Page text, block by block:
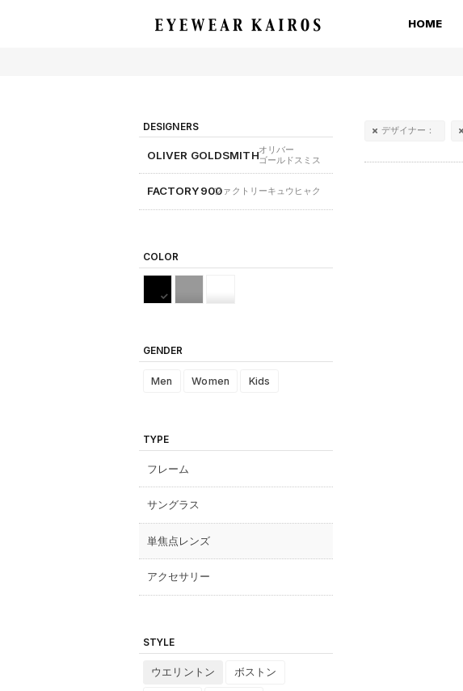
HOME
デザイナー：
DESIGNERS
OLIVER GOLDSMITHオリバー
ゴールドスミス
FACTORY900ファクトリーキュウヒャク
COLOR
GENDER
Men Women Kids
TYPE
フレーム
サングラス
単焦点レンズ
アクセサリー
STYLE
ウエリントン ボストン